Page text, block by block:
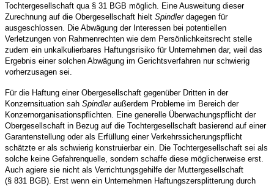
Tochtergesellschaft qua § 31 BGB möglich. Eine Ausweitung dieser
Zurechnung auf die Obergesellschaft hielt Spindlerdagegen für
ausgeschlossen. Die Abwägung der Interessen bei potentiellen
Verletzungen von Rahmenrechten wie dem Persönlichkeitsrecht stelle
zudem ein unkalkulierbares Haftungsrisiko für Unternehmen dar, weil das
Ergebnis einer solchen Abwägung im Gerichtsverfahren nur schwierig
vorherzusagen sei.
Für die Haftung einer Obergesellschaft gegenüber Dritten in der
Konzernsituation sah Spindleraußerdem Probleme im Bereich der
Konzernorganisationspflichten. Eine generelle Überwachungspflicht der
Obergesellschaft in Bezug auf die Tochtergesellschaft basierend auf einer
Garantenstellung oder als Erfüllung einer Verkehrssicherungspflicht
schätzte er als schwierig konstruierbar ein. Die Tochtergesellschaft sei als
solche keine Gefahrenquelle, sondern schaffe diese möglicherweise erst.
Auch agiere sie nicht als Verrichtungsgehilfe der Muttergesellschaft
(§ 831 BGB). Erst wenn ein Unternehmen Haftungszersplitterung durch